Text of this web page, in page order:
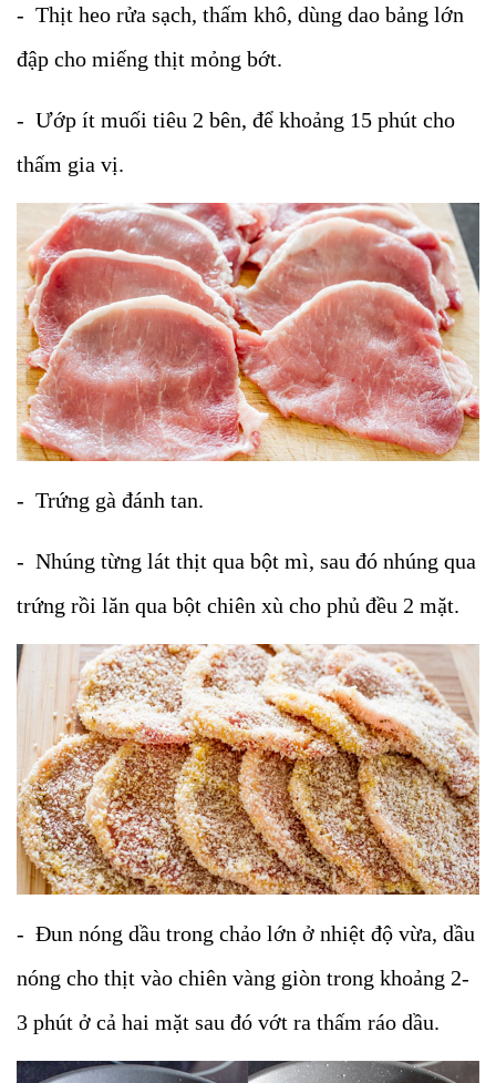
- Thịt heo rửa sạch, thấm khô, dùng dao bảng lớn
đập cho miếng thịt mỏng bớt.
- Ướp ít muối tiêu 2 bên, để khoảng 15 phút cho
thấm gia vị.
- Trứng gà đánh tan.
- Nhúng từng lát thịt qua bột mì, sau đó nhúng qua
trứng rồi lăn qua bột chiên xù cho phủ đều 2 mặt.
- Đun nóng dầu trong chảo lớn ở nhiệt độ vừa, dầu
nóng cho thịt vào chiên vàng giòn trong khoảng 2-
3 phút ở cả hai mặt sau đó vớt ra thấm ráo dầu.